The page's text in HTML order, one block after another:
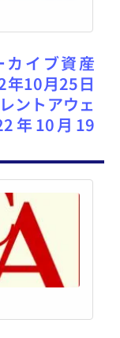
イブ資産
年10月25日
ントアウェ
年10月19